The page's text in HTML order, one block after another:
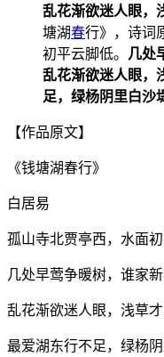
乱花渐欲迷人眼，
塘湖春行》，诗词
初平云脚低。 几处
乱花渐欲迷人眼，
足，绿杨阴里白沙
【作品原文】
《钱塘湖春行》
白居易
孤山寺北贾亭西，水面初
几处早莺争暖树，谁家新
乱花渐欲迷人眼，浅草才
最爱湖东行不足，绿杨阴